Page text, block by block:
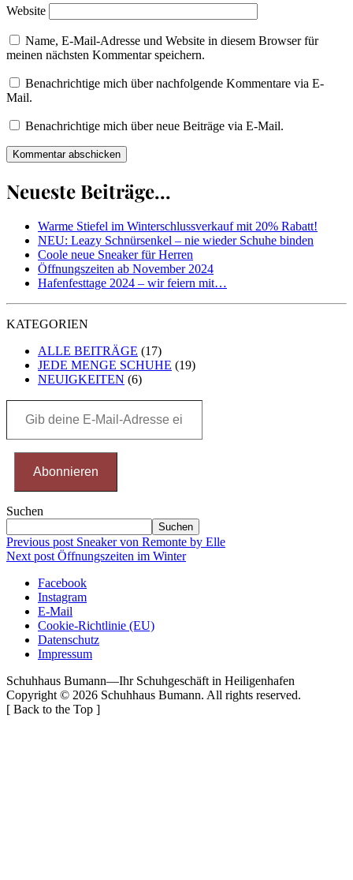
Website
Name, E-Mail-Adresse und Website in diesem Browser für
meinen nächsten Kommentar speichern.
Benachrichtige mich über nachfolgende Kommentare via E-
Mail.
Benachrichtige mich über neue Beiträge via E-Mail.
Neueste Beiträge...
Warme Stiefel im Winterschlussverkauf mit 20% Rabatt!
NEU: Leazy Schnürsenkel – nie wieder Schuhe binden
Coole neue Sneaker für Herren
Öffnungszeiten ab November 2024
Hafenfesttage 2024 – wir feiern mit…
KATEGORIEN
ALLE BEITRÄGE (17)
JEDE MENGE SCHUHE (19)
NEUIGKEITEN (6)
deine
Abonnieren
Suchen
Suchen
Beitragsnavigation
Previous post Sneaker von Remonte by Elle
Next post Öffnungszeiten im Winter
Facebook
Instagram
E-Mail
Cookie-Richtlinie (EU)
Datenschutz
Impressum
Schuhhaus Bumann—Ihr Schuhgeschäft in Heiligenhafen
Copyright © 2026 Schuhhaus Bumann. All rights reserved.
[ Back to the Top ]